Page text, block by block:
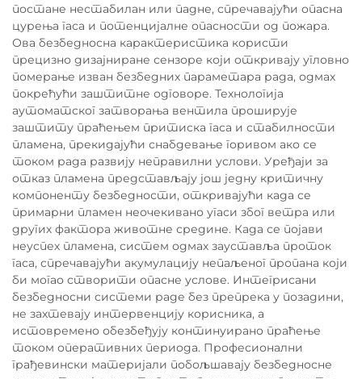
постане нестабилан или падне, спречавајући опасна
цурења гаса и потенцијалне опасности од пожара.
Ова безбедносна карактеристика користи
прецизно дизајниране сензоре који откривају угловно
померање изван безбедних параметара рада, одмах
покрећући заштитне одговоре. Технологија
аутоматског затворања вентила проширује
заштиту праћењем притиска гаса и стабилности
пламена, прекидајући снабдевање горивом ако се
током рада развију неправилни услови. Уређаји за
отказ пламена представљају још једну критичну
компоненту безбедности, откривајући када се
примарни пламен неочекивано угаси због ветра или
других фактора животне средине. Када се појави
неуспех пламена, систем одмах зауставља проток
гаса, спречавајући акумулацију непаљеног пропана који
би могао створити опасне услове. Интегрисани
безбедносни системи раде без препрека у позадини,
не захтевају интервенцију корисника, а
истовремено обезбеђују континуирано праћење
током оперативних периода. Професионални
грађевински материјали побољшавају безбедносне